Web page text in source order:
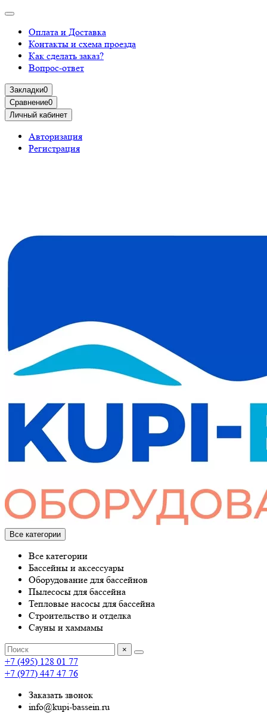
Оплата и Доставка
Контакты и схема проезда
Как сделать заказ?
Вопрос-ответ
Закладки0
Сравнение0
Личный кабинет
Авторизация
Регистрация
Все категории
Все категории
Бассейны и аксессуары
Оборудование для бассейнов
Пылесосы для бассейна
Тепловые насосы для бассейна
Строительство и отделка
Сауны и хаммамы
×
+7 (495) 128 01 77
+7 (977) 447 47 76
Заказать звонок
info@kupi-bassein.ru